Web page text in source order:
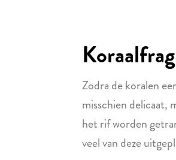
Zodra de koralen
misschien delicaat,
het rif worden
veel van deze